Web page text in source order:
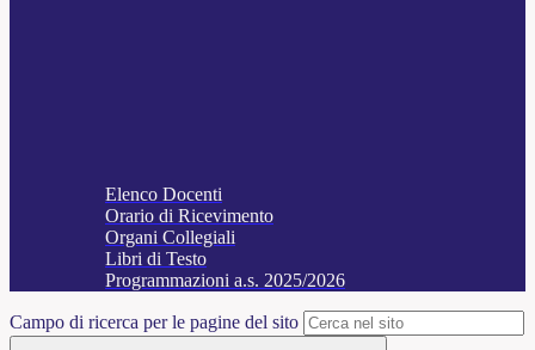
Elenco Docenti
Orario di Ricevimento
Organi Collegiali
Libri di Testo
Programmazioni a.s. 2025/2026
Campo di ricerca per le pagine del sito